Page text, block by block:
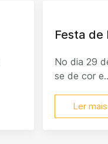
Festa de
No dia 29
se de cor
Ler mais